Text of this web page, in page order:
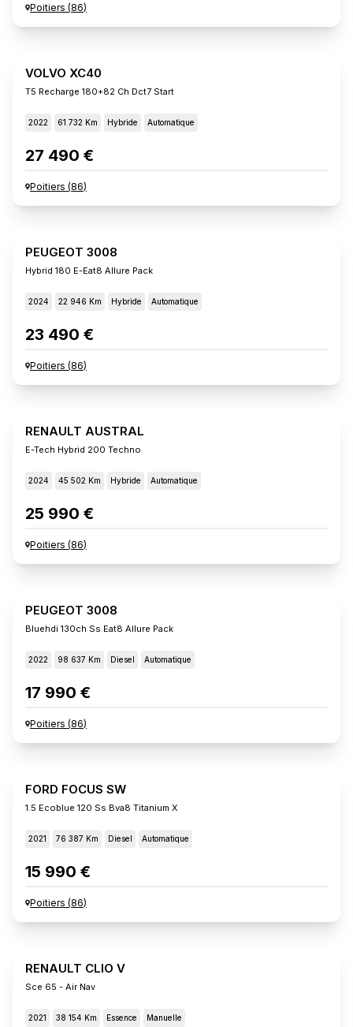
Poitiers (86)
VOLVO XC40
T5 Recharge 180+82 Ch Dct7 Start
2022 61 732 Km Hybride Automatique
27 490 €
Poitiers (86)
PEUGEOT 3008
Hybrid 180 E-Eat8 Allure Pack
2024 22 946 Km Hybride Automatique
23 490 €
Poitiers (86)
RENAULT AUSTRAL
E-Tech Hybrid 200 Techno
2024 45 502 Km Hybride Automatique
25 990 €
Poitiers (86)
PEUGEOT 3008
Bluehdi 130ch Ss Eat8 Allure Pack
2022 98 637 Km Diesel Automatique
17 990 €
Poitiers (86)
FORD FOCUS SW
1.5 Ecoblue 120 Ss Bva8 Titanium X
2021 76 387 Km Diesel Automatique
15 990 €
Poitiers (86)
RENAULT CLIO V
Sce 65 - Air Nav
2021 38 154 Km Essence Manuelle